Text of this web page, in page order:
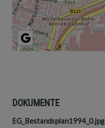
DOKUMENTE
EG_Bestandsplan1994_0.jpg